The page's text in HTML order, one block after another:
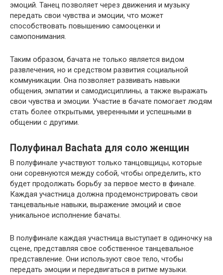
эмоций. Танец позволяет через движения и музыку
передать свои чувства и эмоции, что может
способствовать повышению самооценки и
самопонимания.
Таким образом, бачата не только является видом
развлечения, но и средством развития социальной
коммуникации. Она позволяет развивать навыки
общения, эмпатии и самодисциплины, а также выражать
свои чувства и эмоции. Участие в бачате помогает людям
стать более открытыми, уверенными и успешными в
общении с другими.
Полуфинал Bachata для соло женщин
В полуфинале участвуют только танцовщицы, которые
они соревнуются между собой, чтобы определить, кто
будет продолжать борьбу за первое место в финале.
Каждая участница должна продемонстрировать свои
танцевальные навыки, выражение эмоций и свое
уникальное исполнение бачаты.
В полуфинале каждая участница выступает в одиночку на
сцене, представляя свое собственное танцевальное
представление. Они используют свое тело, чтобы
передать эмоции и передвигаться в ритме музыки.